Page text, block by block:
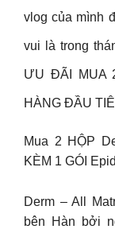
vlog của mình
vui là trong
ƯU ĐÃI MUA
HÀNG ĐẦU
Mua 2 HỘP
KÈM 1 GÓI
Derm – All
bên Hàn bởi